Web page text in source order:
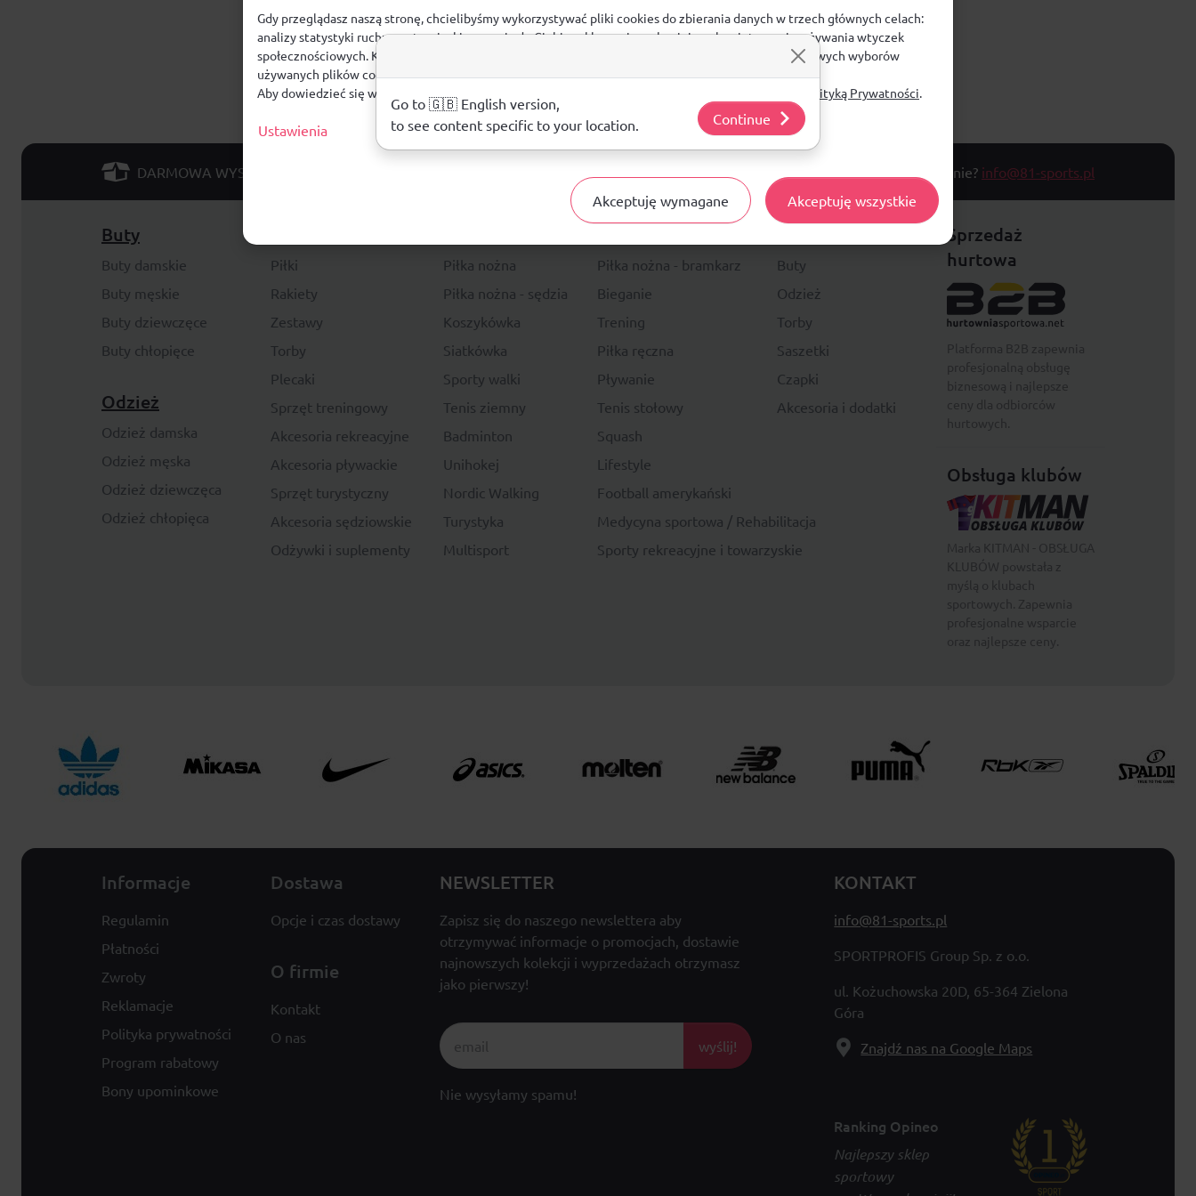
DARMOWA WYSYŁKA Masz pytanie? info@81-sports.pl
Buty
Buty damskie
Buty męskie
Buty dziewczęce
Buty chłopięce
Odzież
Odzież damska
Odzież męska
Odzież dziewczęca
Odzież chłopięca
Piłki
Rakiety
Zestawy
Torby
Plecaki
Sprzęt treningowy
Akcesoria rekreacyjne
Akcesoria pływackie
Sprzęt turystyczny
Akcesoria sędziowskie
Odżywki i suplementy
Piłka nożna
Piłka nożna - bramkarz
Piłka nożna - sędzia
Bieganie
Koszykówka
Trening
Siatkówka
Piłka ręczna
Sporty walki
Pływanie
Tenis ziemny
Tenis stołowy
Badminton
Squash
Unihokej
Lifestyle
Nordic Walking
Football amerykański
Turystyka
Medycyna sportowa / Rehabilitacja
Multisport
Sporty rekreacyjne i towarzyskie
Buty
Odzież
Torby
Saszetki
Czapki
Akcesoria i dodatki
Sprzedaż
hurtowa
Obsługa klubów
Informacje
Regulamin
Płatności
Zwroty
Reklamacje
Polityka prywatności
Program rabatowy
Bony upominkowe
Dostawa
Opcje i czas dostawy
O firmie
Kontakt
O nas
NEWSLETTER
Zapisz się do naszego newslettera aby
otrzymywać informacje o promocjach, dostawie
najnowszych kolekcji i wyprzedażach otrzymasz
jako pierwszy!
wyślij!
Nie wysyłamy spamu!
KONTAKT
info@81-sports.pl
SPORTPROFIS Group Sp. z o.o.
ul. Kożuchowska 20D, 65-364 Zielona
Góra
Znajdź nas na Google Maps
Ranking Opineo
Najlepszy sklep
sportowy
Gdy przeglądasz naszą stronę, chcielibyśmy wykorzystywać pliki cookies do zbierania danych w trzech głównych celach:
analizy statystyki ruchu na stronie, kierowania do Ciebie reklam w innych miejscach w internecie, używania wtyczek
społecznościowych. Kliknij poniżej, by wyrazić zgodę lub przejdź do ustawień, by dokonać szczegółowych wyborów
używanych plików cookies.
Aby dowiedzieć się więcej o plikach cookie i tym, jak wykorzystujemy Twoje dane, odwiedź naszą
Polityką Prywatności.
Ustawienia
Akceptuję wymagane Akceptuję wszystkie
Go to 🇬🇧 English version,
to see content specific to your location.
Continue